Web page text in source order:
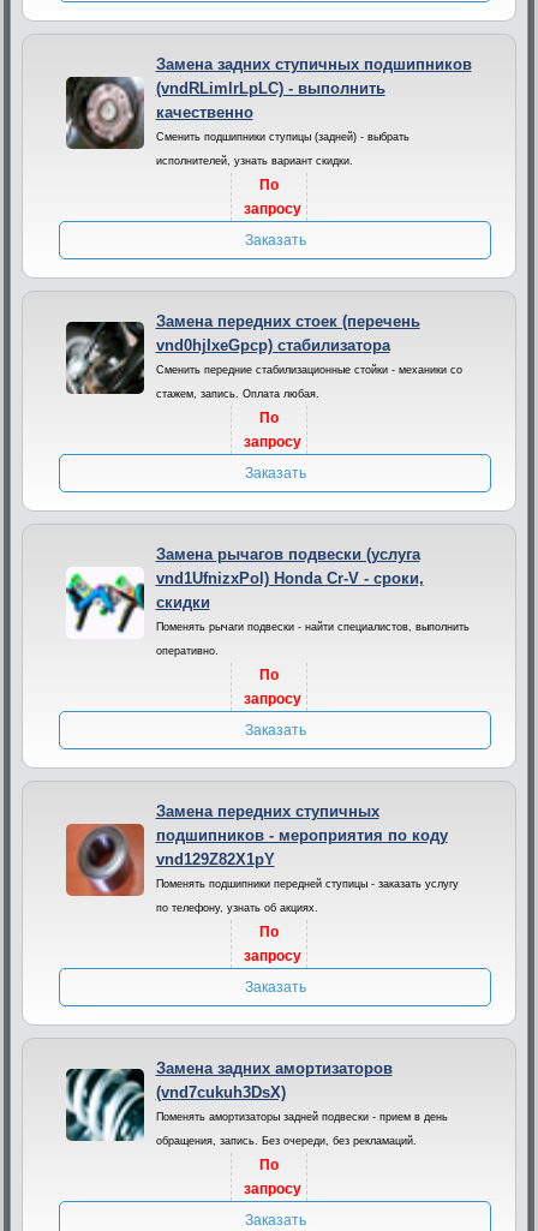
Замена задних ступичных подшипников
(vndRLimlrLpLC) - выполнить
качественно
Сменить подшипники ступицы (задней) - выбрать
исполнителей, узнать вариант скидки.
По
запросу
Заказать
Замена передних стоек (перечень
vnd0hjIxeGpcp) стабилизатора
Сменить передние стабилизационные стойки - механики со
стажем, запись. Оплата любая.
По
запросу
Заказать
Замена рычагов подвески (услуга
vnd1UfnizxPol) Honda Cr-V - сроки,
скидки
Поменять рычаги подвески - найти специалистов, выполнить
оперативно.
По
запросу
Заказать
Замена передних ступичных
подшипников - мероприятия по коду
vnd129Z82X1pY
Поменять подшипники передней ступицы - заказать услугу
по телефону, узнать об акциях.
По
запросу
Заказать
Замена задних амортизаторов
(vnd7cukuh3DsX)
Поменять амортизаторы задней подвески - прием в день
обращения, запись. Без очереди, без рекламаций.
По
запросу
Заказать